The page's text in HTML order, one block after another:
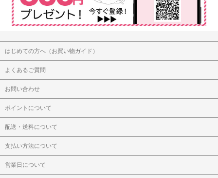
はじめての方へ（お買い物ガイド）
よくあるご質問
お問い合わせ
ポイントについて
配送・送料について
支払い方法について
営業日について